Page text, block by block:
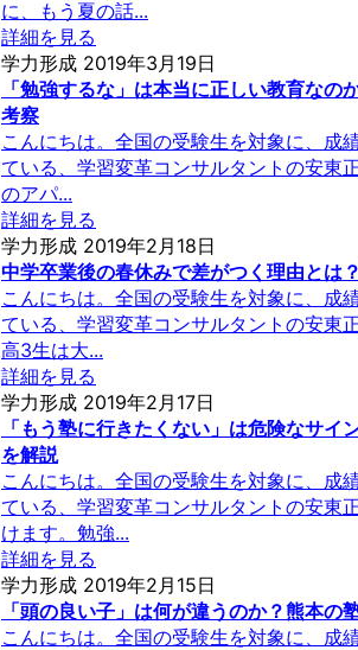
に、もう夏の話...
詳細を見る
学力形成 2019年3月19日
「勉強するな」は本当に正しい教育な
考察
こんにちは。全国の受験生を対象に、成
ている、学習変革コンサルタントの安東
のアパ...
詳細を見る
学力形成 2019年2月18日
中学卒業後の春休みで差がつく理由とは
こんにちは。全国の受験生を対象に、成
ている、学習変革コンサルタントの安東
高3生は大...
詳細を見る
学力形成 2019年2月17日
「もう塾に行きたくない」は危険なサ
を解説
こんにちは。全国の受験生を対象に、成
ている、学習変革コンサルタントの安東
けます。勉強...
詳細を見る
学力形成 2019年2月15日
「頭の良い子」は何が違うのか？熊本
こんにちは。全国の受験生を対象に、成